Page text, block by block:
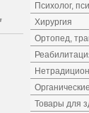
Психолог,
Хирургия
Ортопед,
Товары для